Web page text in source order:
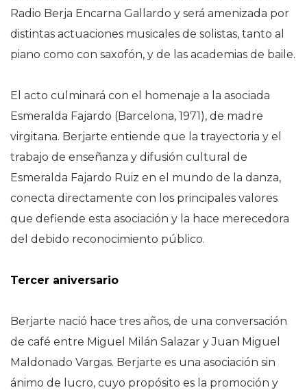
Radio Berja Encarna Gallardo y será amenizada por
distintas actuaciones musicales de solistas, tanto al
piano como con saxofón, y de las academias de baile.
El acto culminará con el homenaje a la asociada
Esmeralda Fajardo (Barcelona, 1971), de madre
virgitana. Berjarte entiende que la trayectoria y el
trabajo de enseñanza y difusión cultural de
Esmeralda Fajardo Ruiz en el mundo de la danza,
conecta directamente con los principales valores
que defiende esta asociación y la hace merecedora
del debido reconocimiento público.
Tercer aniversario
Berjarte nació hace tres años, de una conversación
de café entre Miguel Milán Salazar y Juan Miguel
Maldonado Vargas. Berjarte es una asociación sin
ánimo de lucro, cuyo propósito es la promoción y